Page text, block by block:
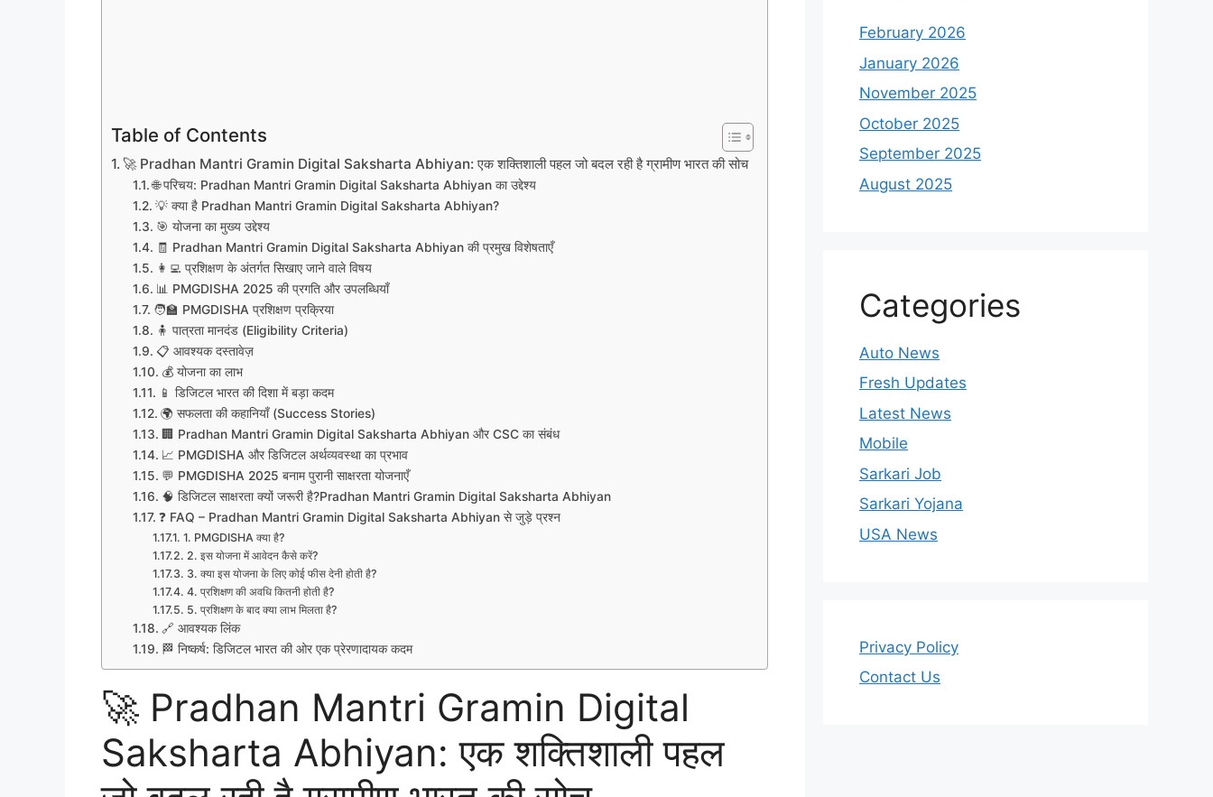
Table of Contents
🚀 Pradhan Mantri Gramin Digital Saksharta Abhiyan: एक शक्तिशाली पहल जो बदल रही है ग्रामीण भारत की सोच
🌐 परिचय: Pradhan Mantri Gramin Digital Saksharta Abhiyan का उद्देश्य
💡 क्या है Pradhan Mantri Gramin Digital Saksharta Abhiyan?
🎯 योजना का मुख्य उद्देश्य
🧾 Pradhan Mantri Gramin Digital Saksharta Abhiyan की प्रमुख विशेषताएँ
👩‍💻 प्रशिक्षण के अंतर्गत सिखाए जाने वाले विषय
📊 PMGDISHA 2025 की प्रगति और उपलब्धियाँ
🧑‍🏫 PMGDISHA प्रशिक्षण प्रक्रिया
🧍 पात्रता मानदंड (Eligibility Criteria)
📋 आवश्यक दस्तावेज़
💰 योजना का लाभ
📱 डिजिटल भारत की दिशा में बड़ा कदम
🌍 सफलता की कहानियाँ (Success Stories)
🏢 Pradhan Mantri Gramin Digital Saksharta Abhiyan और CSC का संबंध
📈 PMGDISHA और डिजिटल अर्थव्यवस्था का प्रभाव
💬 PMGDISHA 2025 बनाम पुरानी साक्षरता योजनाएँ
🧠 डिजिटल साक्षरता क्यों जरूरी है?Pradhan Mantri Gramin Digital Saksharta Abhiyan
❓ FAQ – Pradhan Mantri Gramin Digital Saksharta Abhiyan से जुड़े प्रश्न
1. PMGDISHA क्या है?
2. इस योजना में आवेदन कैसे करें?
3. क्या इस योजना के लिए कोई फीस देनी होती है?
4. प्रशिक्षण की अवधि कितनी होती है?
5. प्रशिक्षण के बाद क्या लाभ मिलता है?
🔗 आवश्यक लिंक
🏁 निष्कर्ष: डिजिटल भारत की ओर एक प्रेरणादायक कदम
🚀 Pradhan Mantri Gramin Digital
Saksharta Abhiyan: एक शक्तिशाली पहल
February 2026
January 2026
November 2025
October 2025
September 2025
August 2025
Categories
Auto News
Fresh Updates
Latest News
Mobile
Sarkari Job
Sarkari Yojana
USA News
Privacy Policy
Contact Us